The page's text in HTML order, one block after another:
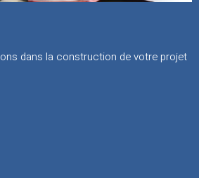
dans la construction de votre projet